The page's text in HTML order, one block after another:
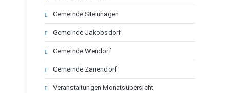
Gemeinde Steinhagen
Gemeinde Jakobsdorf
Gemeinde Wendorf
Gemeinde Zarrendorf
Veranstaltungen Monatsübersicht